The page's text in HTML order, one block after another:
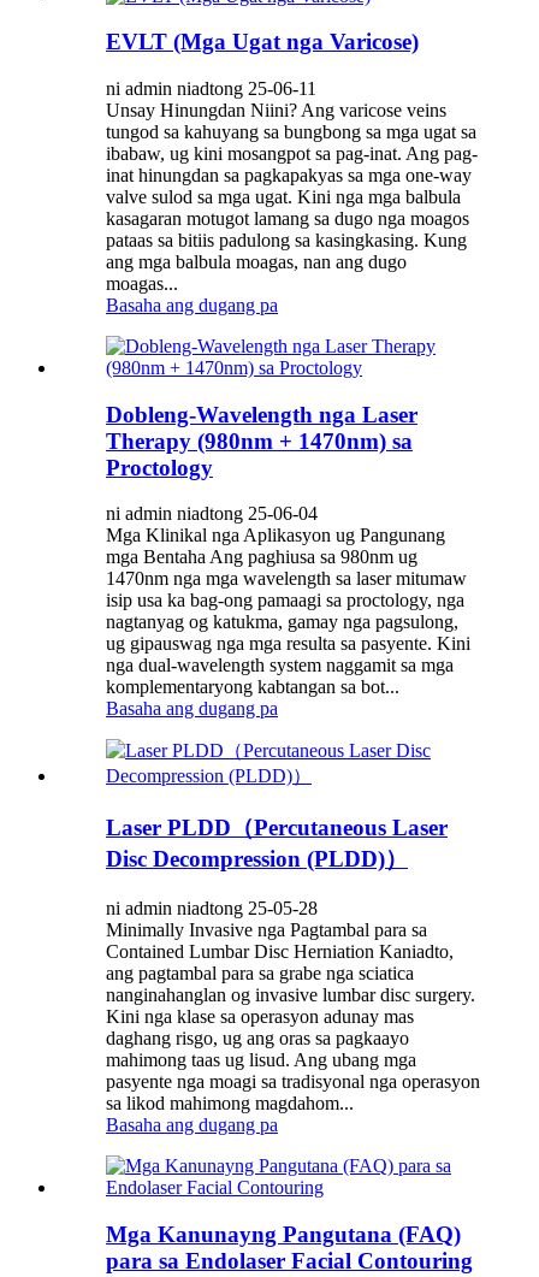
EVLT (Mga Ugat nga Varicose)
ni admin niadtong 25-06-11
Unsay Hinungdan Niini? Ang varicose veins
tungod sa kahuyang sa bungbong sa mga ugat sa
ibabaw, ug kini mosangpot sa pag-inat. Ang pag-
inat hinungdan sa pagkapakyas sa mga one-way
valve sulod sa mga ugat. Kini nga mga balbula
kasagaran motugot lamang sa dugo nga moagos
pataas sa bitiis padulong sa kasingkasing. Kung
ang mga balbula moagas, nan ang dugo
moagas...
Basaha ang dugang pa
Dobleng-Wavelength nga Laser
Therapy (980nm + 1470nm) sa
Proctology
ni admin niadtong 25-06-04
Mga Klinikal nga Aplikasyon ug Pangunang
mga Bentaha Ang paghiusa sa 980nm ug
1470nm nga mga wavelength sa laser mitumaw
isip usa ka bag-ong pamaagi sa proctology, nga
nagtanyag og katukma, gamay nga pagsulong,
ug gipauswag nga mga resulta sa pasyente. Kini
nga dual-wavelength system naggamit sa mga
komplementaryong kabtangan sa bot...
Basaha ang dugang pa
Laser PLDD（Percutaneous Laser
Disc Decompression (PLDD)）
ni admin niadtong 25-05-28
Minimally Invasive nga Pagtambal para sa
Contained Lumbar Disc Herniation Kaniadto,
ang pagtambal para sa grabe nga sciatica
nanginahanglan og invasive lumbar disc surgery.
Kini nga klase sa operasyon adunay mas
daghang risgo, ug ang oras sa pagkaayo
mahimong taas ug lisud. Ang ubang mga
pasyente nga moagi sa tradisyonal nga operasyon
sa likod mahimong magdahom...
Basaha ang dugang pa
Mga Kanunayng Pangutana (FAQ)
para sa Endolaser Facial Contouring